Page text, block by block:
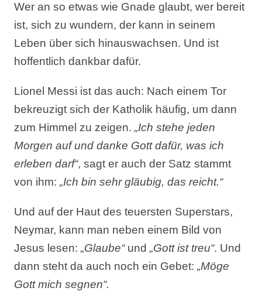
Wer an so etwas wie Gnade glaubt, wer bereit
ist, sich zu wundern, der kann in seinem
Leben über sich hinauswachsen. Und ist
hoffentlich dankbar dafür.
Lionel Messi ist das auch: Nach einem Tor
bekreuzigt sich der Katholik häufig, um dann
zum Himmel zu zeigen.„Ich stehe jeden
Morgen auf und danke Gott dafür, was ich
erleben darf“, sagt er auch der Satz stammt
von ihm:„Ich bin sehr gläubig, das reicht.“
Und auf der Haut des teuersten Superstars,
Neymar, kann man neben einem Bild von
Jesus lesen:„Glaube“und„Gott ist treu“. Und
dann steht da auch noch ein Gebet:„Möge
Gott mich segnen“.